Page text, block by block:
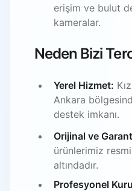
erişim ve bulut
kameralar.
Neden Bizi
Yerel Hizmet:
Ankara
destek imkanı.
Orijinal ve
ürünlerimiz
altındadır.
Profesyonel